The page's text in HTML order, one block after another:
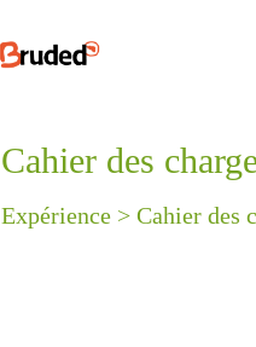
Cahier des
Expérience > Cahier des